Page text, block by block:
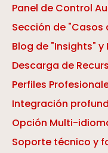
Panel de Control
Sección de "Casos
Blog de "Insights" y
Descarga de
Perfiles
Integración
Opción Multi-
Soporte técnico y